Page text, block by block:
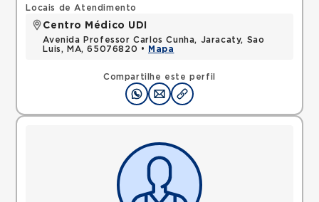
Compartilhe este perfil
Locais de Atendimento
Centro Médico UDI
Avenida Professor Carlos Cunha, Jaracaty, Sao
Luis, MA, 65076820 •
Mapa